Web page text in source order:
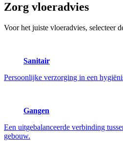
Zorg vloeradvies
Voor het juiste vloeradvies, selecteer
Sanitair
Persoonlijke verzorging in een
Gangen
Een uitgebalanceerde verbinding
gebouw.